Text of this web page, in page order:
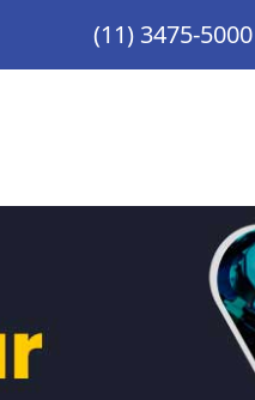
(11) 3475-5000